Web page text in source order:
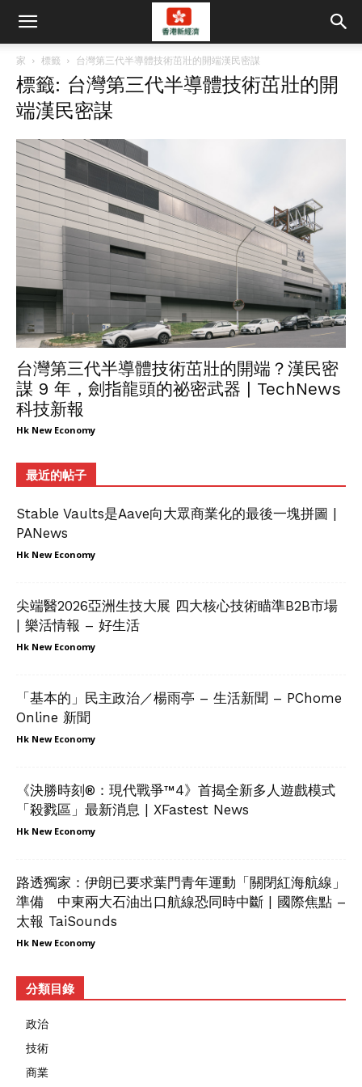
家 標籤 台灣第三代半導體技術茁壯的開端漢民密謀
標籤: 台灣第三代半導體技術茁壯的開
端漢民密謀
台灣第三代半導體技術茁壯的開端？漢民密
謀 9 年，劍指龍頭的祕密武器 | TechNews
科技新報
Hk New Economy
最近的帖子
Stable Vaults是Aave向大眾商業化的最後一塊拼圖 |
PANews
Hk New Economy
尖端醫2026亞洲生技大展 四大核心技術瞄準B2B市場
| 樂活情報 – 好生活
Hk New Economy
「基本的」民主政治／楊雨亭 – 生活新聞 – PChome
Online 新聞
Hk New Economy
《決勝時刻®：現代戰爭™4》首揭全新多人遊戲模式
「殺戮區」最新消息 | XFastest News
Hk New Economy
路透獨家：伊朗已要求葉門青年運動「關閉紅海航線」
準備 中東兩大石油出口航線恐同時中斷 | 國際焦點 –
太報 TaiSounds
Hk New Economy
分類目錄
政治
技術
商業